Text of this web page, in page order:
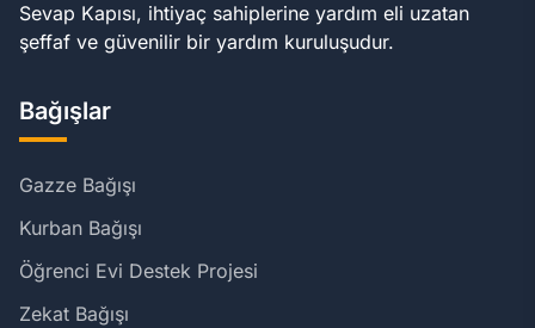
Sevap Kapısı, ihtiyaç sahiplerine yardım eli uzatan
şeffaf ve güvenilir bir yardım kuruluşudur.
Bağışlar
Gazze Bağışı
Kurban Bağışı
Öğrenci Evi Destek Projesi
Zekat Bağışı